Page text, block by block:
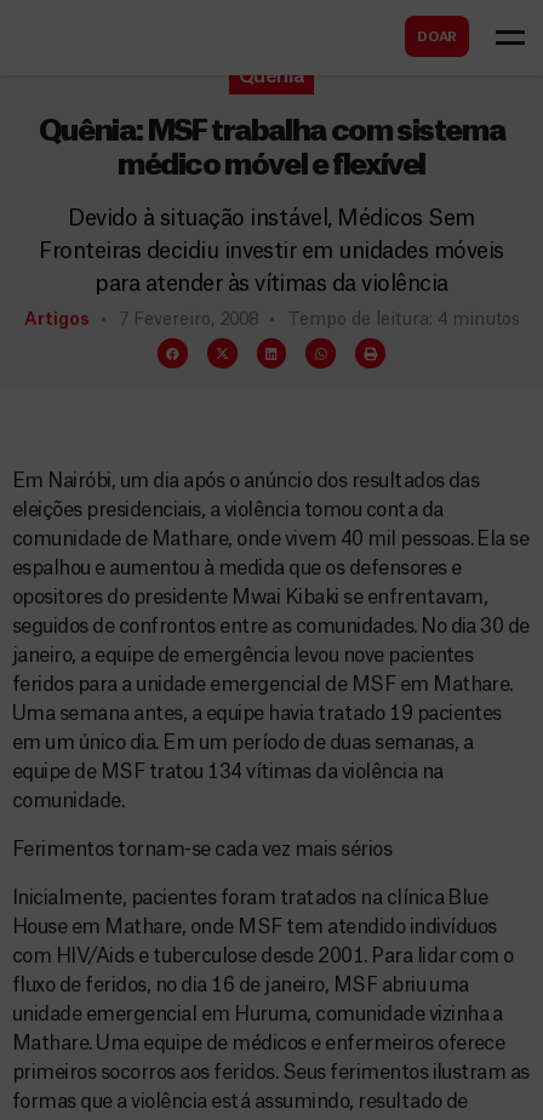
DOAR
r
Quénia
Quênia: MSF trabalha com sistema
médico móvel e flexível
Devido à situação instável, Médicos Sem
Fronteiras decidiu investir em unidades móveis
para atender às vítimas da violência
Artigos 7 Fevereiro, 2008 Tempo de leitura: 4 minutos
Em Nairóbi, um dia após o anúncio dos resultados das
eleições presidenciais, a violência tomou conta da
comunidade de Mathare, onde vivem 40 mil pessoas. Ela se
espalhou e aumentou à medida que os defensores e
opositores do presidente Mwai Kibaki se enfrentavam,
seguidos de confrontos entre as comunidades. No dia 30 de
janeiro, a equipe de emergência levou nove pacientes
feridos para a unidade emergencial de MSF em Mathare.
Uma semana antes, a equipe havia tratado 19 pacientes
em um único dia. Em um período de duas semanas, a
equipe de MSF tratou 134 vítimas da violência na
comunidade.
Ferimentos tornam-se cada vez mais sérios
Inicialmente, pacientes foram tratados na clínica Blue
House em Mathare, onde MSF tem atendido indivíduos
com HIV/Aids e tuberculose desde 2001. Para lidar com o
fluxo de feridos, no dia 16 de janeiro, MSF abriu uma
unidade emergencial em Huruma, comunidade vizinha a
Mathare. Uma equipe de médicos e enfermeiros oferece
primeiros socorros aos feridos. Seus ferimentos ilustram as
formas que a violência está assumindo, resultado de
s
c
a